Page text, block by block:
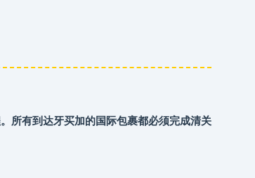
所有到达‌‌‌牙买加的国际包裹都必须完成清关